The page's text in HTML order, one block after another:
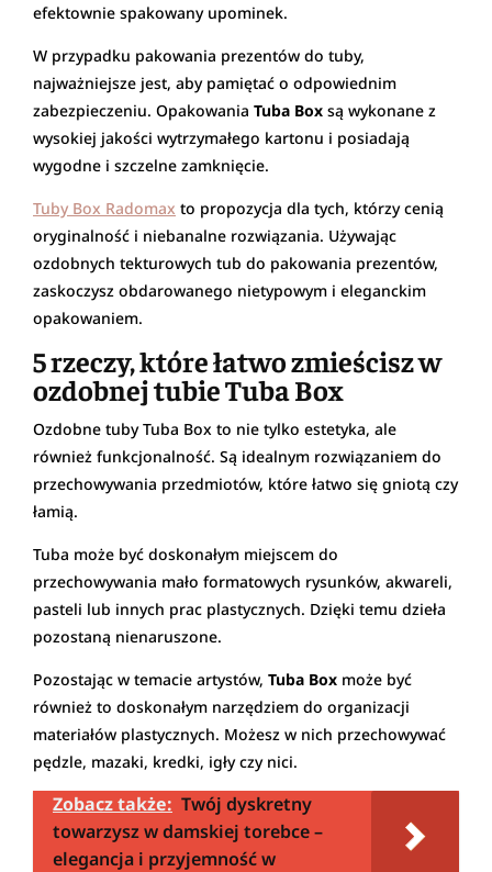
efektownie spakowany upominek.
W przypadku pakowania prezentów do tuby,
najważniejsze jest, aby pamiętać o odpowiednim
zabezpieczeniu. Opakowania Tuba Box są wykonane z
wysokiej jakości wytrzymałego kartonu i posiadają
wygodne i szczelne zamknięcie.
Tuby Box Radomax to propozycja dla tych, którzy cenią
oryginalność i niebanalne rozwiązania. Używając
ozdobnych tekturowych tub do pakowania prezentów,
zaskoczysz obdarowanego nietypowym i eleganckim
opakowaniem.
5 rzeczy, które łatwo zmieścisz w
ozdobnej tubie Tuba Box
Ozdobne tuby Tuba Box to nie tylko estetyka, ale
również funkcjonalność. Są idealnym rozwiązaniem do
przechowywania przedmiotów, które łatwo się gniotą czy
łamią.
Tuba może być doskonałym miejscem do
przechowywania mało formatowych rysunków, akwareli,
pasteli lub innych prac plastycznych. Dzięki temu dzieła
pozostaną nienaruszone.
Pozostając w temacie artystów, Tuba Box może być
również to doskonałym narzędziem do organizacji
materiałów plastycznych. Możesz w nich przechowywać
pędzle, mazaki, kredki, igły czy nici.
Zobacz także: Twój dyskretny
towarzysz w damskiej torebce –
elegancja i przyjemność w